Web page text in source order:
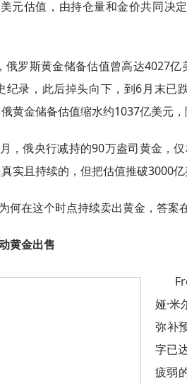
元估值，由持仓量和金价共同决
俄罗斯黄金储备估值曾高达4027
纪录，此后掉头向下，到6月末已
黄金储备估值缩水约1037亿美元，
，俄央行减持的90万盎司黄金，
实且持续的，但把估值推破3000亿
何在这个时点持续卖出黄金，答案在
黄金出售
娅·米
弥补
字已
疲弱